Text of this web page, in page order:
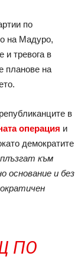
по
на Мадуро,
и тревога в
планове на
в
операция и
демократите
към
основание и без
ПО